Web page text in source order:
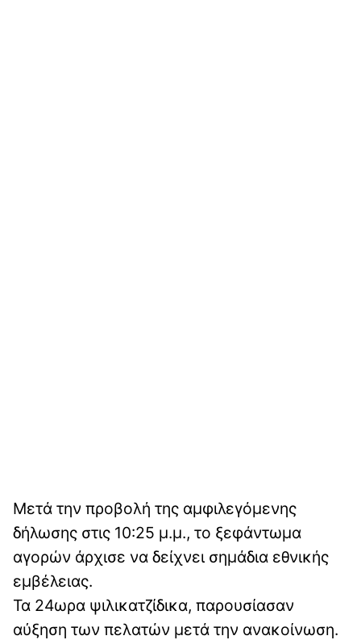
Μετά την προβολή της αμφιλεγόμενης
δήλωσης στις 10:25 μ.μ., το ξεφάντωμα
αγορών άρχισε να δείχνει σημάδια εθνικής
εμβέλειας.
Τα 24ωρα ψιλικατζίδικα, παρουσίασαν
αύξηση των πελατών μετά την ανακοίνωση.